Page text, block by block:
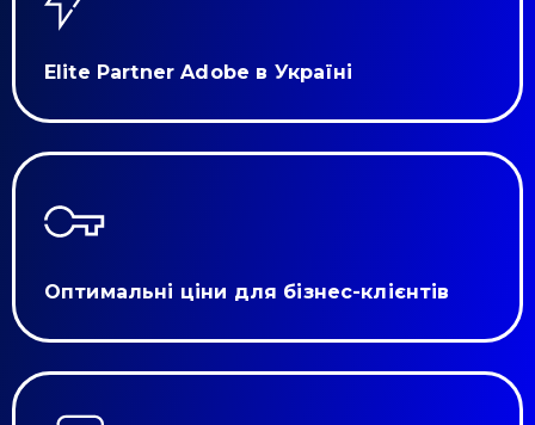
Elite Partner Adobe в Україні
Оптимальні ціни для бізнес-клієнтів